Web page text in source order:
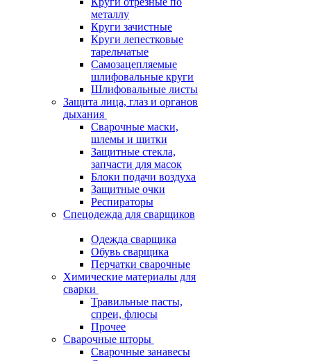
металлу
Круги зачистные
Круги лепестковые
тарельчатые
Самозацепляемые
шлифовальные круги
Шлифовальные листы
Защита лица, глаз и органов
дыхания
Сварочные маски,
шлемы и щитки
Защитные стекла,
запчасти для масок
Блоки подачи воздуха
Защитные очки
Респираторы
Спецодежда для сварщиков
Одежда сварщика
Обувь сварщика
Перчатки сварочные
Химические материалы для
сварки
Травильные пасты,
спреи, флюсы
Прочее
Сварочные шторы
Сварочные занавесы